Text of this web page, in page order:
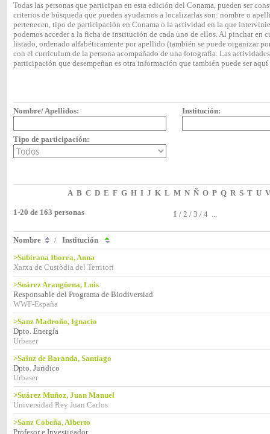
Todas las personas que participan en esta edición del Conama, pueden ser
criterios de búsqueda que pueden ayudarnos a localizarlas son: nombre o
pertenecen, tipo de participación en Conama o la actividad en la que
podemos acceder a la ficha de institución de cada uno de ellos. Al pinchar en
listado, ordenado alfabéticamente por apellido (también se puede organizar
con el currículum de la persona acompañado de una fotografía. Las
participación que desempeñan es otra información que también puede ser
Nombre/ Apellidos: Institución:
Tipo de participación:
A B C D E F G H I J K L M N Ñ O P Q R S T U V
1-20 de 163 personas 1 / 2 / 3 / 4 ...
Nombre / Institución
>Subirana Iborra, Anna
Xarxa de Custòdia del Territori
>Suárez Arangüena, Luis
Responsable del Programa de Biodiversiad
WWF-España
>Sanz Madroño, Ignacio
Dpto. Energía
Urbaser
>Sainz de Baranda, Santiago
Dpto. Juridico
Urbaser
>Suárez Muñoz, Juan Manuel
Universidad Rey Juan Carlos
>Sanz Cobeña, Alberto
Profesor e Investigador